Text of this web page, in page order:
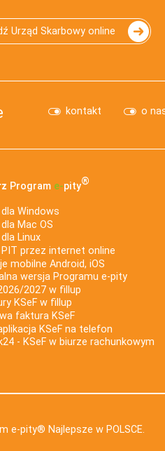
Urząd Skarbowy online
kontakt o
Program e‑pity®
Windows
Mac OS
Linux
przez internet online
mobilne Android, iOS
wersja Programu e-pity
2027 w fillup
KSeF w fillup
faktura KSeF
KSeF na telefon
- KSeF w biurze rachunkowym
e-pity® Najlepsze w POLSCE.